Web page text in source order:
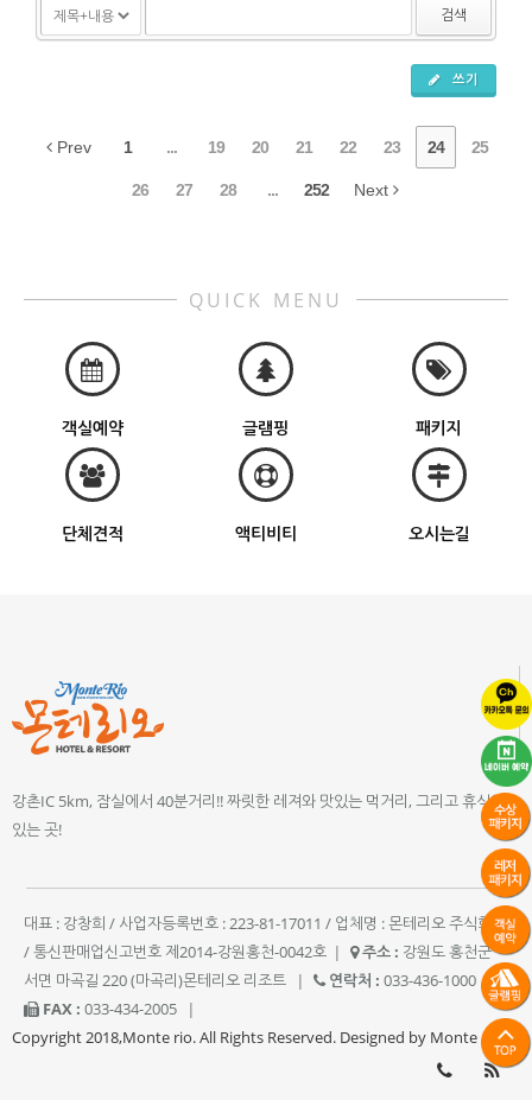
검색
쓰기
Prev 1 ... 19 20 21 22 23 24 25
26 27 28 ... 252 Next
QUICK MENU
객실예약 글램핑 패키지
단체견적 액티비티 오시는길
강촌IC 5km, 잠실에서 40분거리!! 짜릿한 레져와 맛있는 먹거리, 그리고 휴식이
있는 곳!
대표 : 강창희 / 사업자등록번호 : 223-81-17011 / 업체명 : 몬테리오 주식회사
/ 통신판매업신고번호 제2014-강원홍천-0042호 | 주소 : 강원도 홍천군
서면 마곡길 220 (마곡리)몬테리오 리조트
| 연락처 : 033-436-1000
|
FAX : 033-434-2005
|
Copyright 2018,Monte rio. All Rights Reserved. Designed by Monte rio.